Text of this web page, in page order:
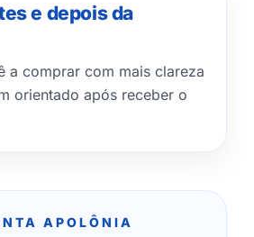
e depois da
a comprar com mais clareza
orientado após receber o
APOLÔNIA